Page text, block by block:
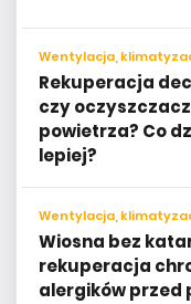
Wentylacja,
Rekuperacja
czy oczyszczacz
powietrza? Co
lepiej?
Wentylacja,
Wiosna bez
rekuperacja
alergików przed